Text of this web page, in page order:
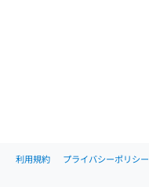
利用規約 プライバシーポリシー